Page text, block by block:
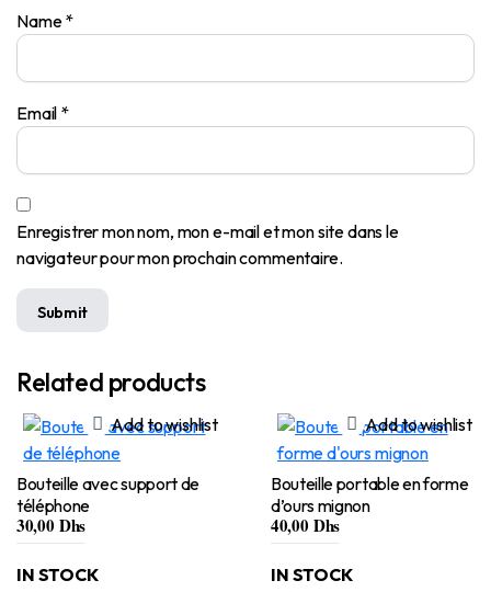
Name*
Email *
Enregistrer mon nom, mon e-mail et mon site dans le
navigateur pour mon prochain commentaire.
Related products
Add to wishlist
Bouteille avec support de
téléphone
30,00Dhs
IN STOCK
Add to wishlist
Bouteille portable en forme
d’ours mignon
40,00Dhs
IN STOCK